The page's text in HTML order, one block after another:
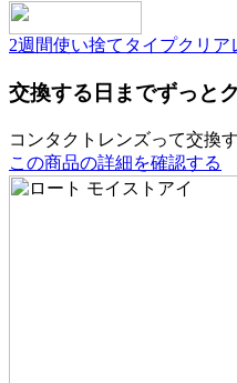
2週間使い捨てタイプクリア
交換する日までずっと
コンタクトレンズって交換
この商品の詳細を確認する